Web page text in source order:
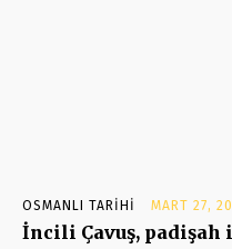
OSMANLI TARIHI MART 27,
İncili Çavuş,